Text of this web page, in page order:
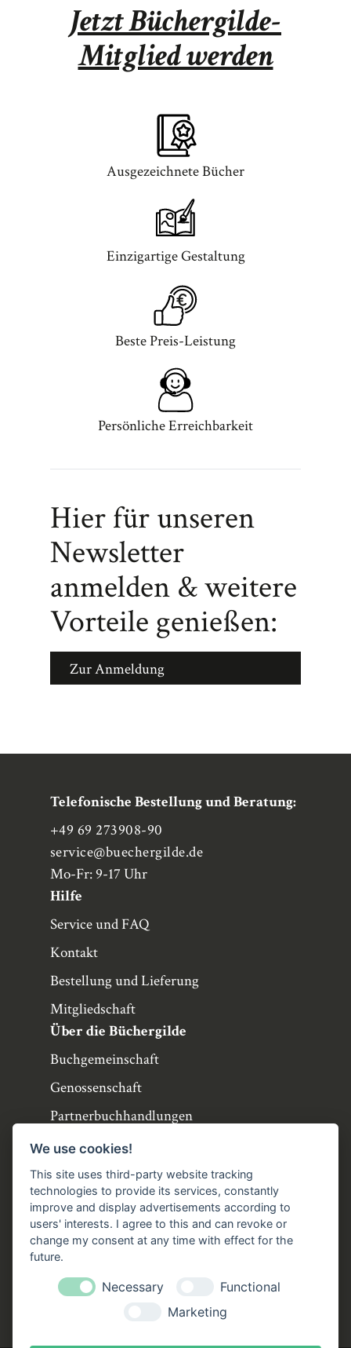
Jetzt Büchergilde-
Mitglied werden
Ausgezeichnete Bücher
Einzigartige Gestaltung
Beste Preis-Leistung
Persönliche Erreichbarkeit
Hier für unseren
Newsletter
anmelden & weitere
Vorteile genießen:
Zur Anmeldung
Telefonische Bestellung und Beratung:
+49 69 273908-90
service@buechergilde.de
Mo-Fr: 9-17 Uhr
Hilfe
Service und FAQ
Kontakt
Bestellung und Lieferung
Mitgliedschaft
Über die Büchergilde
Buchgemeinschaft
Genossenschaft
Partnerbuchhandlungen
Büchergilde online
Stellenangebote
Folgen Sie uns!
FacebookInstagramYouTubeTikTok
Zustellung durch:
We use cookies!
This site uses third-party website tracking
technologies to provide its services, constantly
improve and display advertisements according to
users' interests. I agree to this and can revoke or
change my consent at any time with effect for the
future.
Necessary
Functional
Marketing